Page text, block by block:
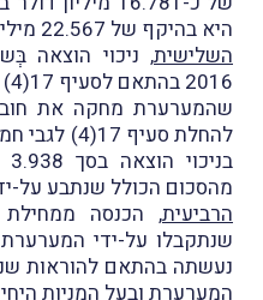
היא בהיקף של 22.567 מיליון דולר.
השלישית, ניכוי הוצאה
שהמערערת מחקה את
להחלת סעיף
מהסכום הכולל שנתבע על-
הרביעית, הכנסה
שנתקבלו על-ידי
נעשתה בהתאם להוראות
המערערת ובעל המניות